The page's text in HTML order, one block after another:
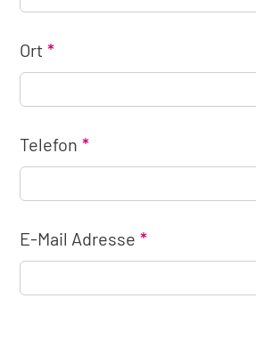
Ort
Telefon
E-Mail Adresse